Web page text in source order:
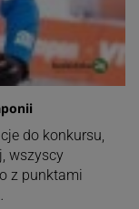
do konkursu,
wszyscy
z punktami